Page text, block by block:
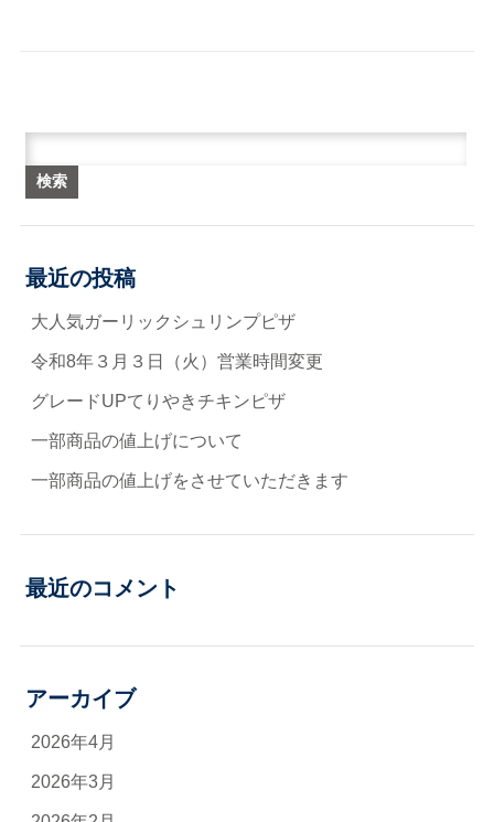
最近の投稿
大人気ガーリックシュリンプピザ
令和8年３月３日（火）営業時間変更
グレードUPてりやきチキンピザ
一部商品の値上げについて
一部商品の値上げをさせていただきます
最近のコメント
アーカイブ
2026年4月
2026年3月